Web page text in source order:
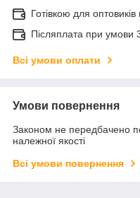
Готівкою для
Післяплата при умови
Всі умови оплати
Умови повернення
Законом не передбачено
належної якості
Всі умови повернення